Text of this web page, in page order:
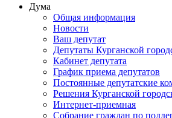
Дума
Общая информация
Новости
Ваш депутат
Депутаты Курганской
Кабинет депутата
График приема депутатов
Постоянные депутатские
Решения Курганской
Интернет-приемная
Собрание граждан по